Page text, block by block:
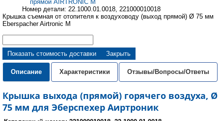
Номер детали: 22.1000.01.0018, 221000010018
Крышка съемная от отопителя к воздуховоду (выход прямой) Ø 75 мм
Eberspacher Airtronic M
Показать стоимость доставки Закрыть
Описание Характеристики Отзывы/Вопросы/Ответы
Крышка выхода (прямой) горячего воздуха, Ø
75 мм для Эберспехер Аиртроник